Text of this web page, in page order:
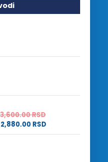
3,600.00RSDRaspon
cena:
od
2,880.00 RSDRaspon
cena: